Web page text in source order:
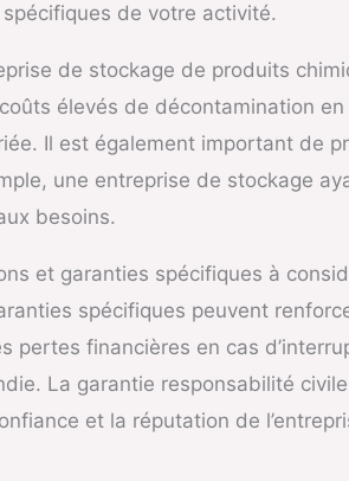
de votre activité.
de stockage de produits
élevés de décontamination
Il est également important de
une entreprise de stockage
besoins.
et garanties spécifiques à
spécifiques peuvent
pertes financières en cas
La garantie responsabilité
et la réputation de